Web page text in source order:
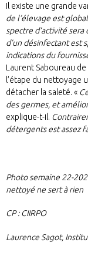
Il existe une grande
de l’élevage est
spectre d’activité sera
d’un désinfectant est
indications du
Laurent Saboureau
l’étape du nettoyage
détacher la saleté. «
des germes, et
explique-t-il.
détergents est assez
Photo semaine 22-
nettoyé ne sert à rien
CP : CIIRPO
Laurence Sagot,